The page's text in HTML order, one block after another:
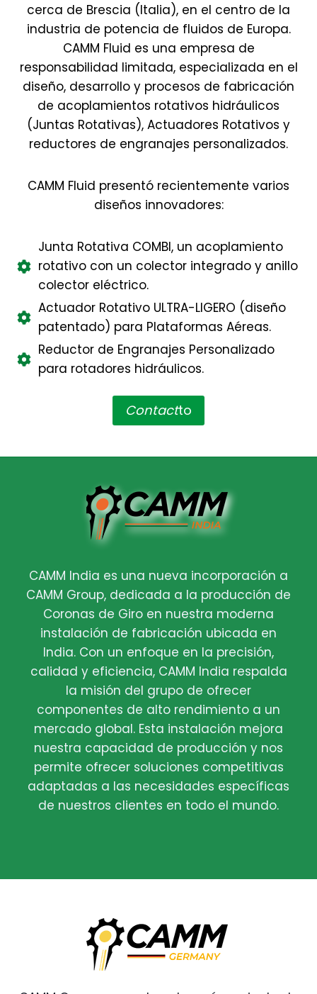
cerca de Brescia (Italia), en el centro de la
industria de potencia de fluidos de Europa.
CAMM Fluid es una empresa de
responsabilidad limitada, especializada en el
diseño, desarrollo y procesos de fabricación
de acoplamientos rotativos hidráulicos
(Juntas Rotativas), Actuadores Rotativos y
reductores de engranajes personalizados.
CAMM Fluid presentó recientemente varios
diseños innovadores:
Junta Rotativa COMBI, un acoplamiento
rotativo con un colector integrado y anillo
colector eléctrico.
Actuador Rotativo ULTRA-LIGERO (diseño
patentado) para Plataformas Aéreas.
Reductor de Engranajes Personalizado
para rotadores hidráulicos.
Contactto
CAMM India es una nueva incorporación a
CAMM Group, dedicada a la producción de
Coronas de Giro en nuestra moderna
instalación de fabricación ubicada en
India. Con un enfoque en la precisión,
calidad y eficiencia, CAMM India respalda
la misión del grupo de ofrecer
componentes de alto rendimiento a un
mercado global. Esta instalación mejora
nuestra capacidad de producción y nos
permite ofrecer soluciones competitivas
adaptadas a las necesidades específicas
de nuestros clientes en todo el mundo.